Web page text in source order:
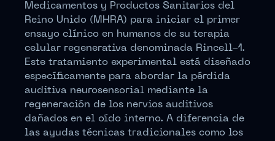
Medicamentos y Productos Sanitarios del
Reino Unido (MHRA) para iniciar el primer
ensayo clínico en humanos de su terapia
celular regenerativa denominada Rincell-1.
Este tratamiento experimental está diseñado
específicamente para abordar la pérdida
auditiva neurosensorial mediante la
regeneración de los nervios auditivos
dañados en el oído interno. A diferencia de
las ayudas técnicas tradicionales como los